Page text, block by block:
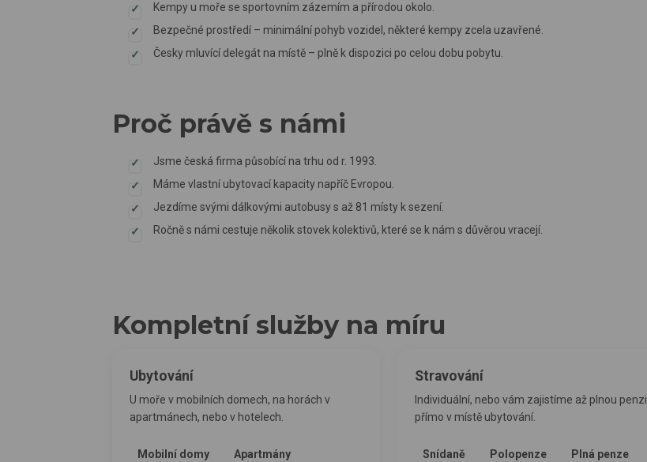
Kempy u moře se sportovním zázemím a přírodou okolo.
Bezpečné prostředí – minimální pohyb vozidel, některé kempy zcela uzavřené.
Česky mluvící delegát na místě – plně k dispozici po celou dobu pobytu.
Proč právě s námi
Jsme česká firma působící na trhu od r. 1993.
Máme vlastní ubytovací kapacity napříč Evropou.
Jezdíme svými dálkovými autobusy s až 81 místy k sezení.
Ročně s námi cestuje několik stovek kolektivů, které se k nám s důvěrou vracejí.
Kompletní služby na míru
Ubytování
U moře v mobilních domech, na horách v
apartmánech, nebo v hotelech.
Mobilní domy Apartmány
Stravování
Individuální, nebo vám zajistíme až plnou penzi
přímo v místě ubytování.
Snídaně Polopenze Plná penze